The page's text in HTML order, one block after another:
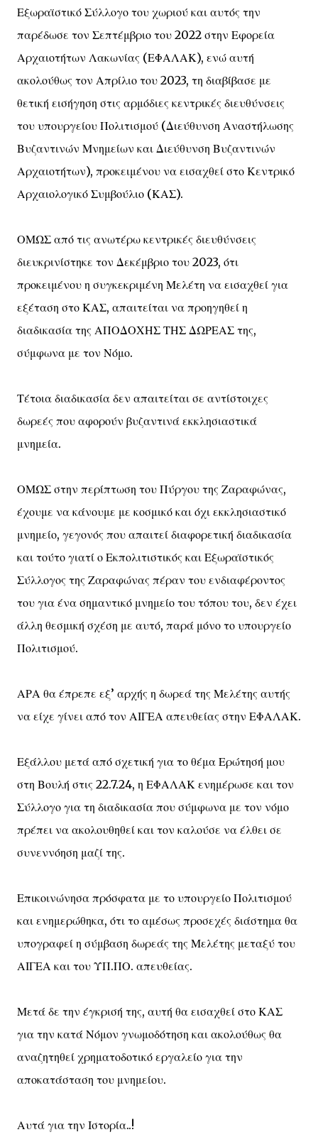
Εξωραϊστικό Σύλλογο του χωριού και αυτός την
παρέδωσε τον Σεπτέμβριο του 2022 στην Εφορεία
Αρχαιοτήτων Λακωνίας (ΕΦΑΛΑΚ), ενώ αυτή
ακολούθως τον Απρίλιο του 2023, τη διαβίβασε με
θετική εισήγηση στις αρμόδιες κεντρικές διευθύνσεις
του υπουργείου Πολιτισμού (Διεύθυνση Αναστήλωσης
Βυζαντινών Μνημείων και Διεύθυνση Βυζαντινών
Αρχαιοτήτων), προκειμένου να εισαχθεί στο Κεντρικό
Αρχαιολογικό Συμβούλιο (ΚΑΣ).
ΟΜΩΣ από τις ανωτέρω κεντρικές διευθύνσεις
διευκρινίστηκε τον Δεκέμβριο του 2023, ότι
προκειμένου η συγκεκριμένη Μελέτη να εισαχθεί για
εξέταση στο ΚΑΣ, απαιτείται να προηγηθεί η
διαδικασία της ΑΠΟΔΟΧΗΣ ΤΗΣ ΔΩΡΕΑΣ της,
σύμφωνα με τον Νόμο.
Τέτοια διαδικασία δεν απαιτείται σε αντίστοιχες
δωρεές που αφορούν βυζαντινά εκκλησιαστικά
μνημεία.
ΟΜΩΣ στην περίπτωση του Πύργου της Ζαραφώνας,
έχουμε να κάνουμε με κοσμικό και όχι εκκλησιαστικό
μνημείο, γεγονός που απαιτεί διαφορετική διαδικασία
και τούτο γιατί ο Εκπολιτιστικός και Εξωραϊστικός
Σύλλογος της Ζαραφώνας πέραν του ενδιαφέροντος
του για ένα σημαντικό μνημείο του τόπου του, δεν έχει
άλλη θεσμική σχέση με αυτό, παρά μόνο το υπουργείο
Πολιτισμού.
ΑΡΑ θα έπρεπε εξ’ αρχής η δωρεά της Μελέτης αυτής
να είχε γίνει από τον ΑΙΓΕΑ απευθείας στην ΕΦΑΛΑΚ.
Εξάλλου μετά από σχετική για το θέμα Ερώτησή μου
στη Βουλή στις 22.7.24, η ΕΦΑΛΑΚ ενημέρωσε και τον
Σύλλογο για τη διαδικασία που σύμφωνα με τον νόμο
πρέπει να ακολουθηθεί και τον καλούσε να έλθει σε
συνεννόηση μαζί της.
Επικοινώνησα πρόσφατα με το υπουργείο Πολιτισμού
και ενημερώθηκα, ότι το αμέσως προσεχές διάστημα θα
υπογραφεί η σύμβαση δωρεάς της Μελέτης μεταξύ του
ΑΙΓΕΑ και του ΥΠ.ΠΟ. απευθείας.
Μετά δε την έγκρισή της, αυτή θα εισαχθεί στο ΚΑΣ
για την κατά Νόμον γνωμοδότηση και ακολούθως θα
αναζητηθεί χρηματοδοτικό εργαλείο για την
αποκατάσταση του μνημείου.
Αυτά για την Ιστορία..!